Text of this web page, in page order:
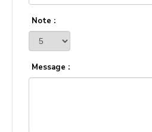
Note :
Message :